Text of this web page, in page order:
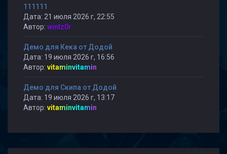
111111
Дата: 21 июля 2026 г, 22:55
Автор: wintz0r
Демо для Кека от Додой
Дата: 19 июля 2026 г, 16:56
Автор: vitaminvitamin
Демо для Скипа от Додой
Дата: 19 июля 2026 г, 13:17
Автор: vitaminvitamin